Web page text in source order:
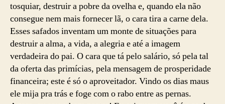
tosquiar, destruir a pobre da ovelha e, quando ela não
consegue nem mais fornecer lã, o cara tira a carne dela.
Esses safados inventam um monte de situações para
destruir a alma, a vida, a alegria e até a imagem
verdadeira do pai. O cara que tá pelo salário, só pela tal
da oferta das primícias, pela mensagem de prosperidade
financeira; este é só o aproveitador. Vindo os dias maus
ele mija pra trás e foge com o rabo entre as pernas.